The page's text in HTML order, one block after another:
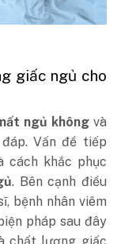
giấc ngủ cho
ngủ khôngvà
Vấn đề tiếp
cách khắc phục
. Bên cạnh điều
bệnh nhân viêm
pháp sau đây